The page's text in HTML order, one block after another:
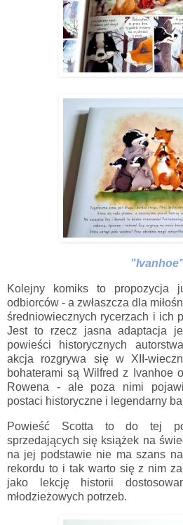
Kolejny komiks to propozycja
odbiorców - a zwłaszcza dla
średniowiecznych rycerzach i ich
Jest to rzecz jasna adaptacja
powieści historycznych
akcja rozgrywa się w XII-
bohaterami są Wilfred z Ivanhoe
Rowena - ale poza nimi
postaci historyczne i legendarny
Powieść Scotta to do tej
sprzedających się książek na
na jej podstawie nie ma szans
rekordu to i tak warto się z nim
jako lekcję historii
młodzieżowych potrzeb.